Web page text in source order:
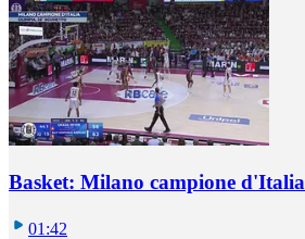
Basket: Milano campione d'Italia
01:42